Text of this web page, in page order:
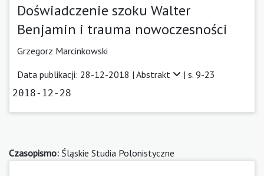
Doświadczenie szoku Walter
Benjamin i trauma nowoczesności
Grzegorz Marcinkowski
Data publikacji: 28-12-2018 | Abstrakt | s. 9-23
2018-12-28
Czasopismo: Śląskie Studia Polonistyczne